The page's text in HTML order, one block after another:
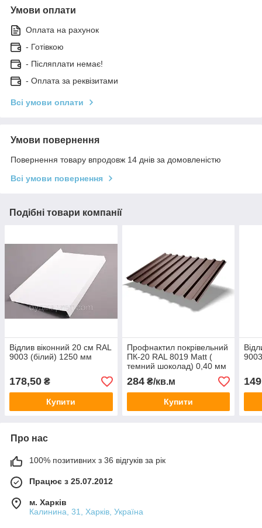
Умови оплати
Оплата на рахунок
- Готівкою
- Післяплати немає!
- Оплата за реквізитами
Всі умови оплати
Умови повернення
Повернення товару впродовж 14 днів за домовленістю
Всі умови повернення
Подібні товари компанії
Відлив віконний 20 см RAL
9003 (білий) 1250 мм
178,50 ₴
Купити
Профнактил покрівельний
ПК-20 RAL 8019 Мatt (
темний шоколад) 0,40 мм
1170/1130*2000 (1лист
2,34 кв.м)
284₴/кв.м
Купити
Про нас
100% позитивних з 36 відгуків за рік
Працює з 25.07.2012
м. Харків
Калинина, 31, Харків, Україна